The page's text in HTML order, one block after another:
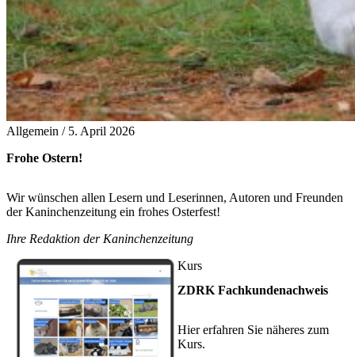
Allgemein / 5. April 2026
Frohe Ostern!
Wir wünschen allen Lesern und Leserinnen, Autoren und Freunden
der Kaninchenzeitung ein frohes Osterfest!
Ihre Redaktion der Kaninchenzeitung
Kurs
ZDRK Fachkundenachweis
Hier erfahren Sie näheres zum
Kurs.